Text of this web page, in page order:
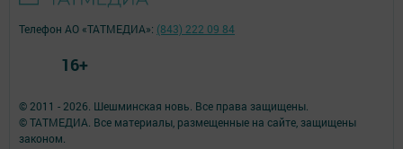
© 2011 - 2026. Шешминская новь. Все права защищены.
© ТАТМЕДИА. Все материалы, размещенные на сайте, защищены
законом.
Телефон АО «ТАТМЕДИА»: (843) 222 09 84
16+